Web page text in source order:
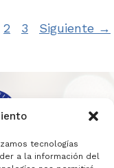
tecnologías
a la información del
Página
2 Página
3 Siguiente →